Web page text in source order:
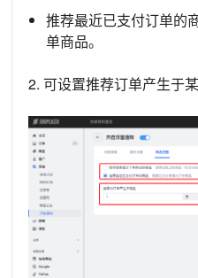
推荐最近已支付订单的
单商品。
2. 可设置推荐订单产生于